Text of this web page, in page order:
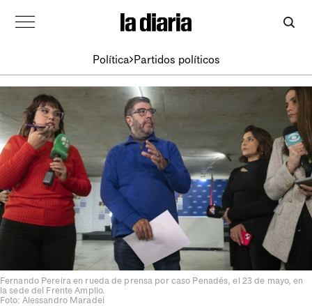
Política Partidos políticos
Fernando Pereira en rueda de prensa por caso Penadés, el 23 de mayo, en
la sede del Frente Amplio.
Foto: Alessandro Maradei